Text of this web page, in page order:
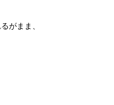
がまま、